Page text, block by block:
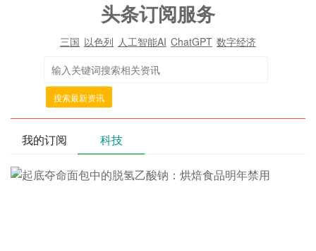
头条订阅服务
三国 以色列 人工智能AI ChatGPT 数字经济
搜索最新资讯
我的订阅 科技